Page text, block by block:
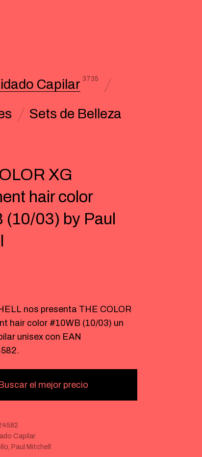
Capilar 3735
Sets de Belleza
XG
hair color
(10/03) by Paul
nos presenta THE COLOR
hair color #10WB (10/03) un
unisex con EAN
Buscar el mejor precio
Capilar
, Paul Mitchell